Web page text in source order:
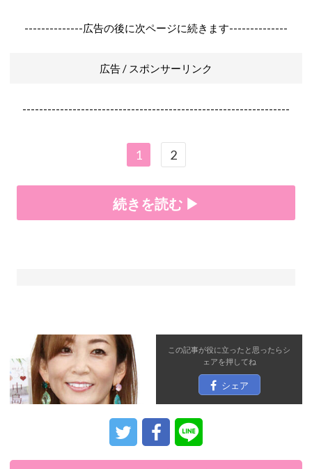
--------------広告の後に次ページに続きます--------------
広告 / スポンサーリンク
----------------------------------------------------------------
1 2
続きを読む ▶
この記事が役に立ったと思ったらシ
ェアを押してね
シェア